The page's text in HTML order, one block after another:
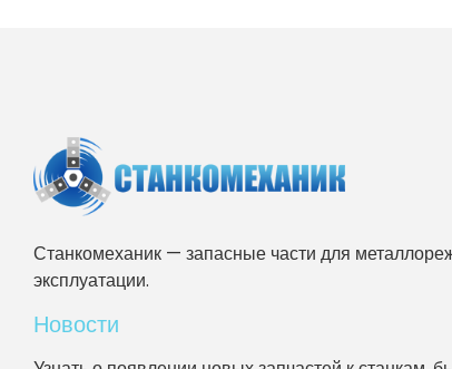
Станкомеханик — запасные части для
эксплуатации.
Новости